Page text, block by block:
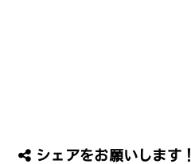
シェアをお願いします！